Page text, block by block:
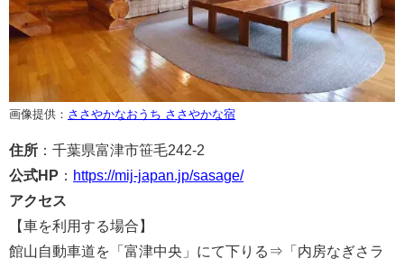
画像提供： ささやかなおうち ささやかな宿
住所 ：千葉県富津市笹毛242-2
公式HP ： https://mij-japan.jp/sasage/
アクセス
【車を利用する場合】
館山自動車道を「富津中央」にて下りる⇒「内房なぎさラ